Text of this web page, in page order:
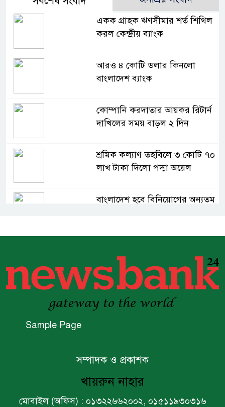
একক গ্রাহক ঋণসীমার শর্ত শিথিল
করল কেন্দ্রীয় ব্যাংক
আরও ৪ কোটি ডলার কিনলো
বাংলাদেশ ব্যাংক
কোম্পানি করদাতার আয়কর রিটার্ন
দাখিলের সময় বাড়ল ২ দিন
শ্রমিক কল্যাণ তহবিলে ৩ কোটি ৭০
লাখ টাকা দিলো পদ্মা অয়েল
বাংলাদেশ হবে বিনিয়োগের অন্যতম
ব্র্যাকের নির্বাহী পরিচালক আসিফ
সালেহ
একনেকে ৩৬ হাজার ৬৯৫ কোটি
টাকার ৯ প্রকল্প অনুমোদন
ফরচুন সুজের চেয়ারম্যানসহ
কর্মকর্তাদের ৭ কোটি ২০ লাখ টাকা
Sample Page
সম্পাদক ও প্রকাশক
খায়রুন নাহার
মোবাইল (অফিস) : ০১৩২২৬৬২০০২, ০১৫১১৯৩০৩১৬